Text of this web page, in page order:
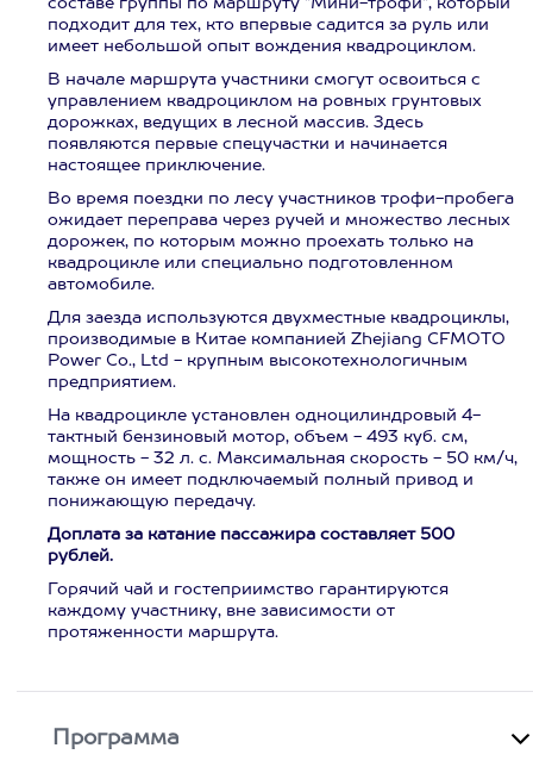
составе группы по маршруту "Мини-трофи", который
подходит для тех, кто впервые садится за руль или
имеет небольшой опыт вождения квадроциклом.
В начале маршрута участники смогут освоиться с
управлением квадроциклом на ровных грунтовых
дорожках, ведущих в лесной массив. Здесь
появляются первые спецучастки и начинается
настоящее приключение.
Во время поездки по лесу участников трофи-пробега
ожидает переправа через ручей и множество лесных
дорожек, по которым можно проехать только на
квадроцикле или специально подготовленном
автомобиле.
Для заезда используются двухместные квадроциклы,
производимые в Китае компанией Zhejiang CFMOTO
Power Co., Ltd - крупным высокотехнологичным
предприятием.
На квадроцикле установлен одноцилиндровый 4-
тактный бензиновый мотор, объем - 493 куб. см,
мощность - 32 л. с. Максимальная скорость - 50 км/ч,
также он имеет подключаемый полный привод и
понижающую передачу.
Доплата за катание пассажира составляет 500
рублей.
Горячий чай и гостеприимство гарантируются
каждому участнику, вне зависимости от
протяженности маршрута.
Программа